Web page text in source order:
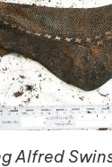
Alfred